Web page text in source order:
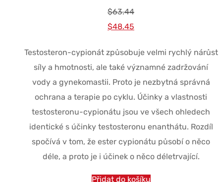
$63.44
Původní
byla:
$63.44.
$48.45
je:
$48.45.
Testosteron-cypionát způsobuje velmi rychlý nárůst
síly a hmotnosti, ale také významné zadržování
vody a gynekomastii. Proto je nezbytná správná
ochrana a terapie po cyklu. Účinky a vlastnosti
testosteronu-cypionátu jsou ve všech ohledech
identické s účinky testosteronu enanthátu. Rozdíl
spočívá v tom, že ester cypionátu působí o něco
déle, a proto je i účinek o něco déletrvající.
Přidat do košíku